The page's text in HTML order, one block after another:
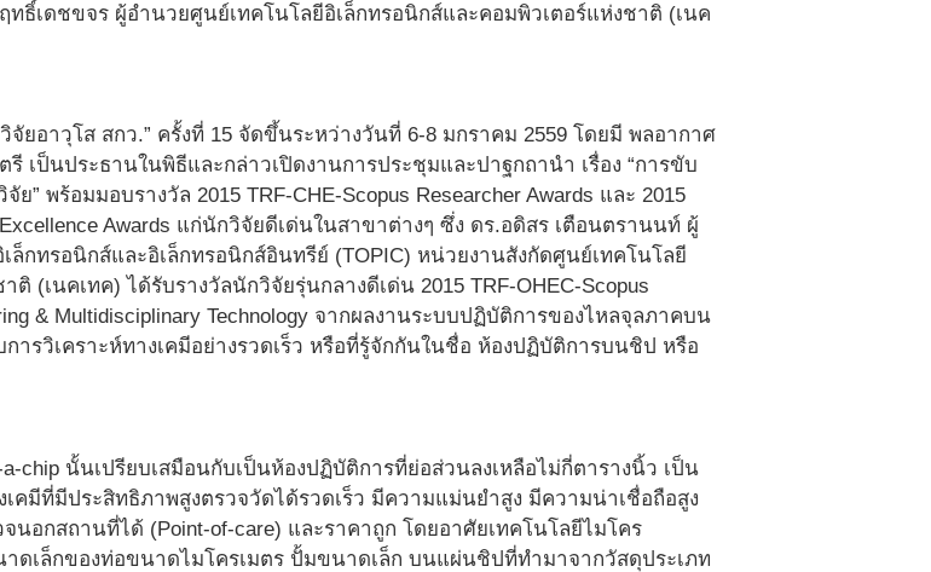
ธิ์เดชขจร ผู้อำนวยศูนย์เทคโนโลยีอิเล็กทรอนิกส์และคอมพิวเตอร์แห่งชาติ (เนค
จัยอาวุโส สกว.” ครั้งที่ 15 จัดขึ้นระหว่างวันที่ 6-8 มกราคม 2559 โดยมี พลอากาศ
เป็นประธานในพิธีและกล่าวเปิดงานการประชุมและปาฐกถานำ เรื่อง “การขับ
” พร้อมมอบรางวัล 2015 TRF-CHE-Scopus Researcher Awards และ 2015
Excellence Awards แก่นักวิจัยดีเด่นในสาขาต่างๆ ซึ่ง ดร.อดิสร เตือนตรานนท์ ผู้
กทรอนิกส์และอิเล็กทรอนิกส์อินทรีย์ (TOPIC) หน่วยงานสังกัดศูนย์เทคโนโลยี
(เนคเทค) ได้รับรางวัลนักวิจัยรุ่นกลางดีเด่น 2015 TRF-OHEC-Scopus
& Multidisciplinary Technology จากผลงานระบบปฏิบัติการของไหลจุลภาคบน
รวิเคราะห์ทางเคมีอย่างรวดเร็ว หรือที่รู้จักกันในชื่อ ห้องปฏิบัติการบนชิป หรือ
chip นั้นเปรียบเสมือนกับเป็นห้องปฏิบัติการที่ย่อส่วนลงเหลือไม่กี่ตารางนิ้ว เป็น
เคมีที่มีประสิทธิภาพสูงตรวจวัดได้รวดเร็ว มีความแม่นยำสูง มีความน่าเชื่อถือสูง
นอกสถานที่ได้ (Point-of-care) และราคาถูก โดยอาศัยเทคโนโลยีไมโคร
าดเล็กของท่อขนาดไมโครเมตร ปั้มขนาดเล็ก บนแผ่นชิปที่ทำมาจากวัสดุประเภท